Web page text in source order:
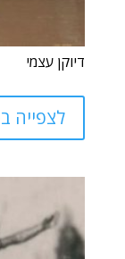
דיוקן עצמי
לצפייה